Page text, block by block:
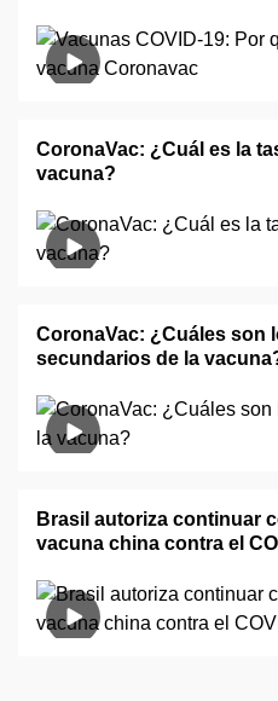
CoronaVac: ¿Cuál es la
vacuna?
CoronaVac: ¿Cuáles son
secundarios de la
Brasil autoriza continuar
vacuna china contra el